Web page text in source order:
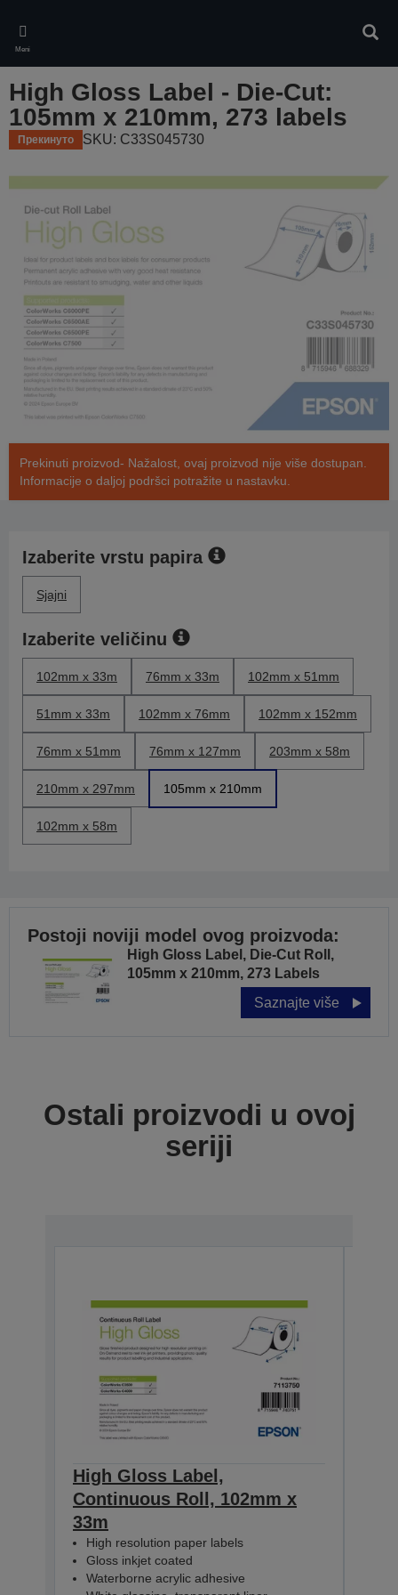
main
content
Meni
High Gloss Label - Die-Cut:
105mm x 210mm, 273 labels
Прекинуто SKU: C33S045730
Prekinuti proizvod- Nažalost, ovaj proizvod nije više dostupan.
Informacije o daljoj podršci potražite u nastavku.
Izaberite vrstu papira
Sjajni
Izaberite veličinu
102mm x 33m 76mm x 33m 102mm x 51mm
51mm x 33m 102mm x 76mm 102mm x 152mm
76mm x 51mm 76mm x 127mm 203mm x 58m
210mm x 297mm 105mm x 210mm
102mm x 58m
Postoji noviji model ovog proizvoda:
High Gloss Label, Die-Cut Roll,
105mm x 210mm, 273 Labels
Saznajte više
Ostali proizvodi u ovoj
seriji
High Gloss Label,
Continuous Roll, 102mm x
33m
High resolution paper labels
Gloss inkjet coated
Waterborne acrylic adhesive